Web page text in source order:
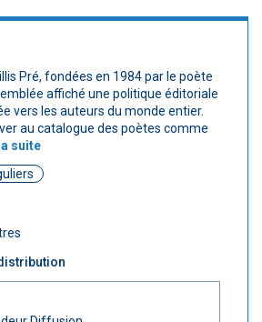
Pré, fondées en 1984 par le poète
affiché une politique éditoriale
vers les auteurs du monde entier.
au catalogue des poètes comme
suite